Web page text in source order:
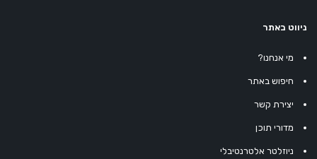
ניווט באתר
מי אנחנו?
חיפוש באתר
יצירת קשר
מדורי תוכן
ניוזלטר אלטרנטיבלי